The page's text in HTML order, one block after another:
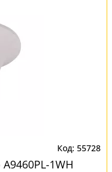
55728
1WH